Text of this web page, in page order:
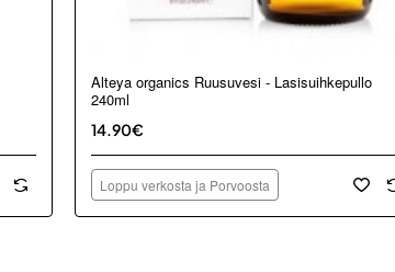
Loppu verkosta ja Porvoosta
Alteya organics Ruusuvesi - Lasisuihkepullo
240ml
14.90€
Loppu verkosta ja Porvoosta